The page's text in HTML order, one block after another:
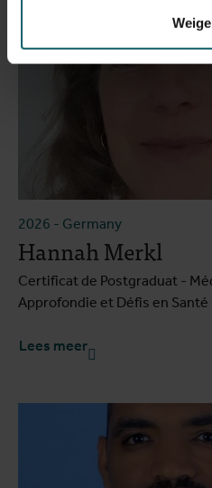
2026 - Germany
Hannah Merkl
Certificat de Postgraduat -
Approfondie et Défis en
Lees meer